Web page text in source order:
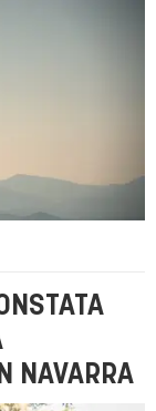
NAVARRA